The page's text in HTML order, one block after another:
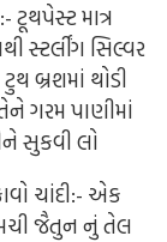
ટૂથપેસ્ટ માત્ર
સ્ટર્લીંગ સિલ્વર
બ્રશમાં થોડી
ગરમ પાણીમાં
સુકવી લો
ચાંદી:- એક
જૈતુન નું તેલ